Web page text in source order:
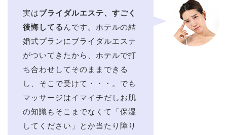
実はブライダルエステ、すごく
後悔してる んです。ホテルの結
婚式プランにブライダルエステ
がついてきたから、ホテルで打
ち合わせしてそのままできる
し、そこで受けて・・・。でも
マッサージはイマイチだしお肌
の知識もそこまでなくて「保湿
してください」とか当たり障り